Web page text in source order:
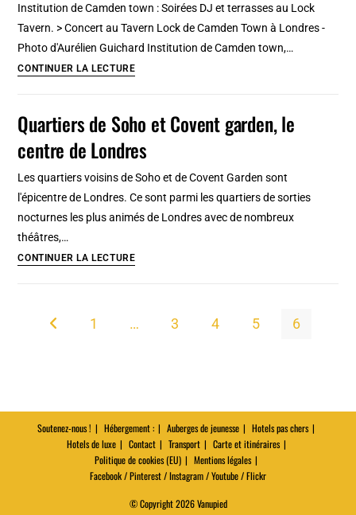
Institution de Camden town : Soirées DJ et terrasses au Lock
Tavern. > Concert au Tavern Lock de Camden Town à Londres -
Photo d'Aurélien Guichard Institution de Camden town,…
CONTINUER LA LECTURELock
Pub,
concert
Town]
Quartiers de Soho et Covent garden, le
centre de Londres
Les quartiers voisins de Soho et de Covent Garden sont
l'épicentre de Londres. Ce sont parmi les quartiers de sorties
nocturnes les plus animés de Londres avec de nombreux
théâtres,…
CONTINUER LA LECTUREQuartiers
de
Londres
Go to the previous page
1 … 3 4 5 6
Soutenez-nous ! Hébergement : Auberges de jeunesse
Hotels pas chers
Hotels de luxe
Contact Transport
Carte et itinéraires
Politique de cookies (EU)
Mentions légales
Facebook / Pinterest / Instagram / Youtube / Flickr
© Copyright 2026 Vanupied